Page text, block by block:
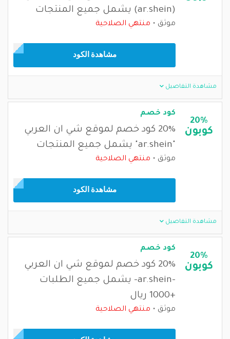
(ar.shein) يشمل جميع المنتجات
موثق منتهي الصلاحية
مشاهدة الكود
مشاهدة التفاصيل
20%
كوبون
كود خصم
20% كود خصم لموقع شي ان العربي
"ar.shein" يشمل جميع المنتجات
موثق منتهي الصلاحية
مشاهدة الكود
مشاهدة التفاصيل
20%
كوبون
كود خصم
20% كود خصم لموقع شي ان العربي
-ar.shein- يشمل جميع الطلبات
+1000 ريال
موثق منتهي الصلاحية